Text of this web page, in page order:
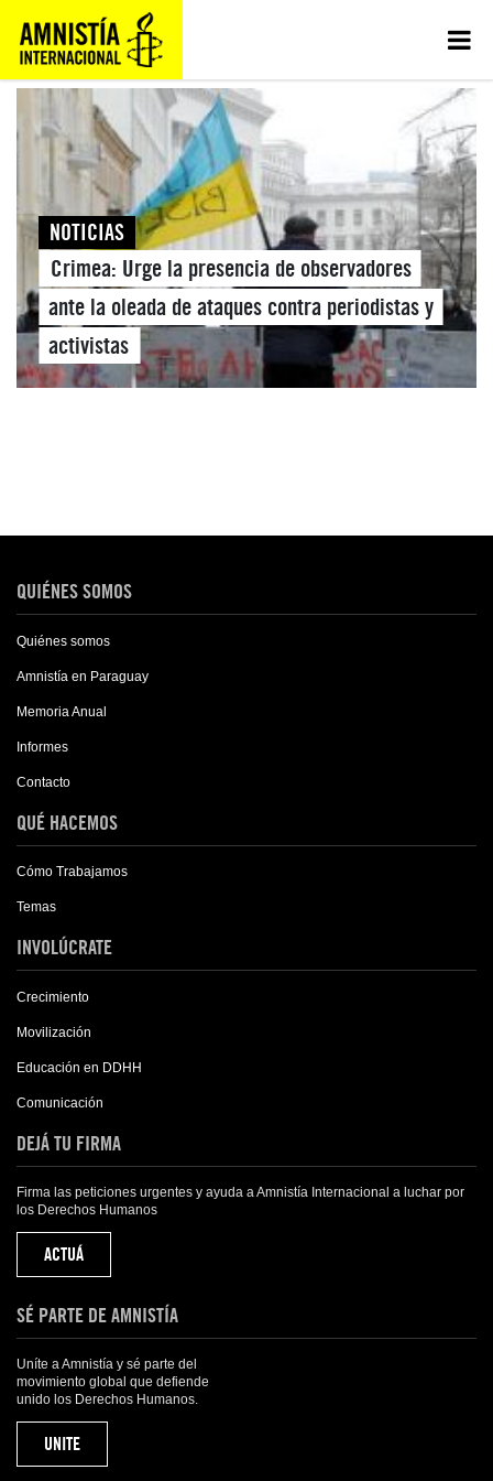
NOTICIAS
Crimea: Urge la presencia de observadores
ante la oleada de ataques contra periodistas y
activistas
QUIÉNES SOMOS
Quiénes somos
Amnistía en Paraguay
Memoria Anual
Informes
Contacto
QUÉ HACEMOS
Cómo Trabajamos
Temas
INVOLÚCRATE
Crecimiento
Movilización
Educación en DDHH
Comunicación
DEJÁ TU FIRMA
Firma las peticiones urgentes y ayuda a Amnistía Internacional a luchar por
los Derechos Humanos
ACTUÁ
SÉ PARTE DE AMNISTÍA
Uníte a Amnistía y sé parte del
movimiento global que defiende
unido los Derechos Humanos.
UNITE